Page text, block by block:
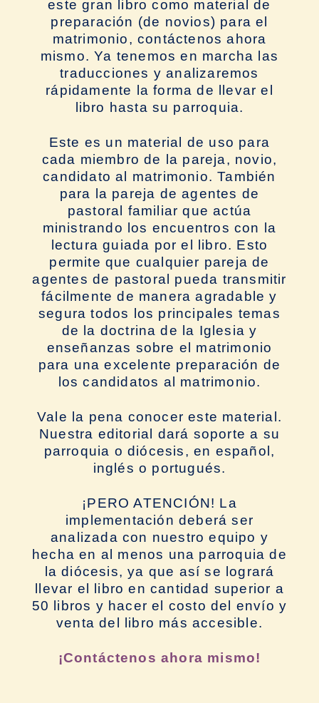
este gran libro como material de
preparación (de novios) para el
matrimonio, contáctenos ahora
mismo. Ya tenemos en marcha las
traducciones y analizaremos
rápidamente la forma de llevar el
libro hasta su parroquia.
Este es un material de uso para
cada miembro de la pareja, novio,
candidato al matrimonio. También
para la pareja de agentes de
pastoral familiar que actúa
ministrando los encuentros con la
lectura guiada por el libro. Esto
permite que cualquier pareja de
agentes de pastoral pueda transmitir
fácilmente de manera agradable y
segura todos los principales temas
de la doctrina de la Iglesia y
enseñanzas sobre el matrimonio
para una excelente preparación de
los candidatos al matrimonio.
Vale la pena conocer este material.
Nuestra editorial dará soporte a su
parroquia o diócesis, en español,
inglés o portugués.
¡PERO ATENCIÓN! La
implementación deberá ser
analizada con nuestro equipo y
hecha en al menos una parroquia de
la diócesis, ya que así se logrará
llevar el libro en cantidad superior a
50 libros y hacer el costo del envío y
venta del libro más accesible.
¡Contáctenos ahora mismo!